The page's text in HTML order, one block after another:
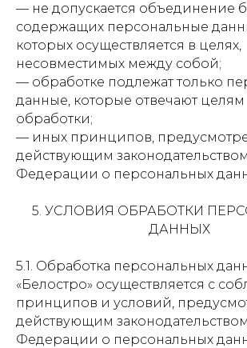
— не допускается объединение
содержащих персональные
которых осуществляется в целях,
несовместимых между собой;
— обработке подлежат только
данные, которые отвечают целям
обработки;
— иных принципов,
действующим
Федерации о персональных
5. УСЛОВИЯ ОБРАБОТКИ
ДАННЫХ
5.1. Обработка персональных
«Белостро» осуществляется с
принципов и условий,
действующим
Федерации о персональных